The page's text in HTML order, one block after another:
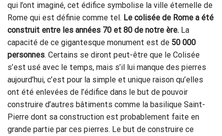
qui l’ont imaginé, cet édifice symbolise la ville éternelle de
Rome qui est définie comme tel. Le colisée de Rome a été
construit entre les années 70 et 80 de notre ère. La
capacité de ce gigantesque monument est de 50 000
personnes. Certains se diront peut-être que le Colisée
s’est usé avec le temps, mais s’il lui manque des pierres
aujourd’hui, c’est pour la simple et unique raison qu’elles
ont été enlevées de l’édifice dans le but de pouvoir
construire d’autres bâtiments comme la basilique Saint-
Pierre dont sa construction est probablement faite en
grande partie par ces pierres. Le but de construire ce